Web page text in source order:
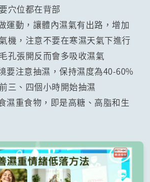
穴位都在背部
運動，讓體內濕氣有出路，增加
機，注意不要在寒濕天氣下進行
孔張開反而會多吸收濕氣
要注意抽濕，保持濕度為40-60%
三、四個小時開始抽濕
濕重食物，即是高糖、高脂和生